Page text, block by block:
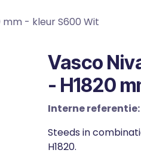
mm - kleur S600 Wit
Vasco
- H1820
Interne referentie:
Steeds in
H1820.